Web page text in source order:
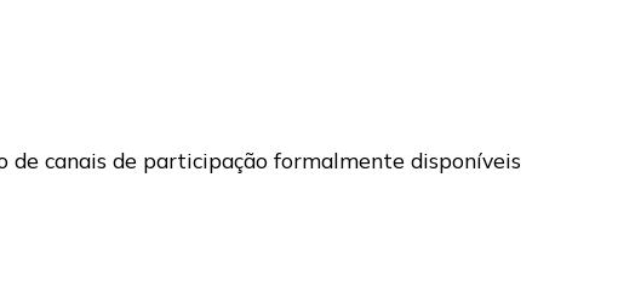
canais de participação formalmente disponíveis